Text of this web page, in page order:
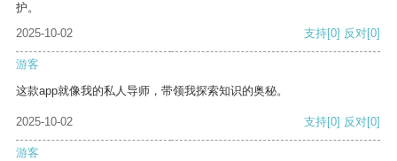
护。
2025-10-02
支持[0] 反对[0]
游客
这款app就像我的私人导师，带领我探索知识的奥秘。
2025-10-02 支持[0] 反对[0]
游客